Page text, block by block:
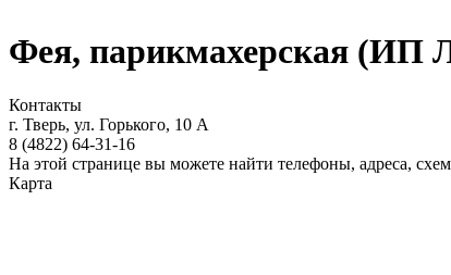
Фея, парикмахерская (ИП
Контакты
г. Тверь, ул. Горького, 10 А
8 (4822) 64-31-16
На этой странице вы можете найти телефоны, адреса,
Карта